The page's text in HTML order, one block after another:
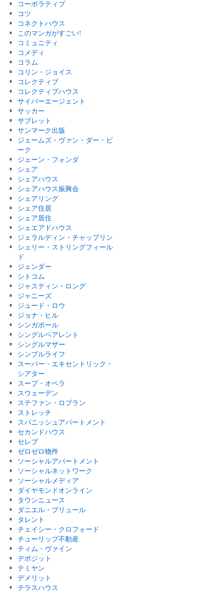
コーポラティブ
コツ
コネクトハウス
このマンガがすごい!
コミュニティ
コメディ
コラム
コリン・ジョイス
コレクティブ
コレクティブハウス
サイバーエージェント
サッカー
サブレット
サンマーク出版
ジェームズ・ヴァン・ダー・ビ
ーク
ジェーン・フォンダ
シェア
シェアハウス
シェアハウス振興会
シェアリング
シェア住居
シェア居住
シェエアドハウス
ジェラルディン・チャップリン
シェリー・ストリングフィール
ド
ジェンダー
シトコム
ジャスティン・ロング
ジャニーズ
ジュード・ロウ
ジョナ・ヒル
シンガポール
シングルペアレント
シングルマザー
シンプルライフ
スーパー・エキセントリック・
シアター
スープ・オペラ
スウェーデン
ステファン・ロブラン
ストレッチ
スパニッシュアパートメント
セカンドハウス
セレブ
ゼロゼロ物件
ソーシャルアパートメント
ソーシャルネットワーク
ソーシャルメディア
ダイヤモンドオンライン
タウンニュース
ダニエル・ブリュール
タレント
チェイシー・クロフォード
チューリップ不動産
ティム・ヴァイン
デポジット
テミヤン
デメリット
テラスハウス